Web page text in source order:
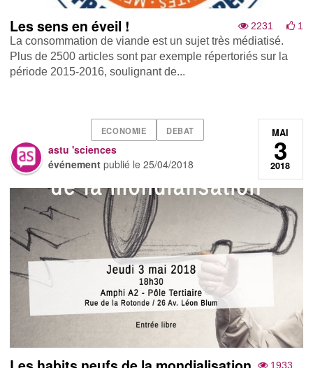
2231 1
Les sens en éveil !
La consommation de viande est un sujet très médiatisé.
Plus de 2500 articles sont par exemple répertoriés sur la
période 2015-2016, soulignant de...
ECONOMIE DEBAT
astu 'sciences
événement publié le25/04/2018
MAI
3
2018
1933